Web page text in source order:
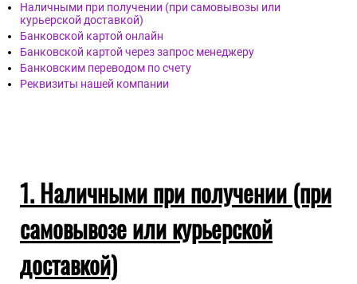
Наличными при получении (при самовывозы или
курьерской доставкой)
Банковской картой онлайн
Банковской картой через запрос менеджеру
Банковским переводом по счету
Реквизиты нашей компании
1. Наличными при получении (при
самовывозе или курьерской
доставкой)